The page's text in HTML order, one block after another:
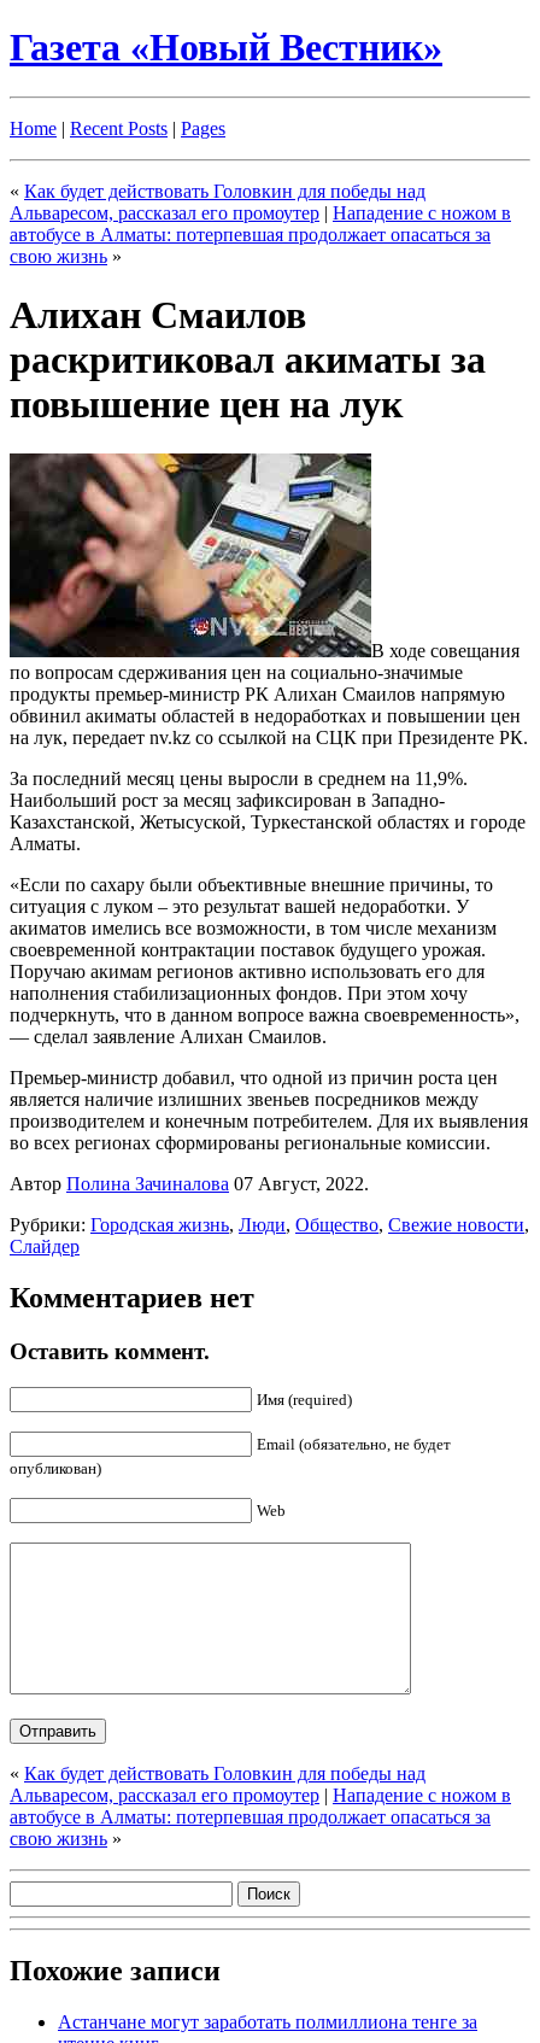
Газета «Новый Вестник»
Home | Recent Posts | Pages
« Как будет действовать Головкин для победы над
Альваресом, рассказал его промоутер | Нападение с ножом в
автобусе в Алматы: потерпевшая продолжает опасаться за
свою жизнь »
Алихан Смаилов
раскритиковал акиматы за
повышение цен на лук
В ходе совещания
по вопросам сдерживания цен на социально-значимые
продукты премьер-министр РК Алихан Смаилов напрямую
обвинил акиматы областей в недоработках и повышении цен
на лук, передает nv.kz со ссылкой на СЦК при Президенте РК.
За последний месяц цены выросли в среднем на 11,9%.
Наибольший рост за месяц зафиксирован в Западно-
Казахстанской, Жетысуской, Туркестанской областях и городе
Алматы.
«Если по сахару были объективные внешние причины, то
ситуация с луком – это результат вашей недоработки. У
акиматов имелись все возможности, в том числе механизм
своевременной контрактации поставок будущего урожая.
Поручаю акимам регионов активно использовать его для
наполнения стабилизационных фондов. При этом хочу
подчеркнуть, что в данном вопросе важна своевременность»,
— сделал заявление Алихан Смаилов.
Премьер-министр добавил, что одной из причин роста цен
является наличие излишних звеньев посредников между
производителем и конечным потребителем. Для их выявления
во всех регионах сформированы региональные комиссии.
Автор Полина Зачиналова 07 Август, 2022.
Рубрики: Городская жизнь, Люди, Общество, Свежие новости,
Слайдер
Комментариев нет
Оставить коммент.
Имя (required)
Email (обязательно, не будет
опубликован)
Web
« Как будет действовать Головкин для победы над
Альваресом, рассказал его промоутер | Нападение с ножом в
автобусе в Алматы: потерпевшая продолжает опасаться за
свою жизнь »
Похожие записи
Астанчане могут заработать полмиллиона тенге за